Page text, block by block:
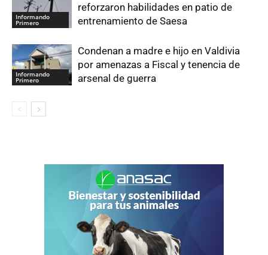
Informando
Primero
reforzaron habilidades en patio de
entrenamiento de Saesa
Informando
Primero
Condenan a madre e hijo en Valdivia
por amenazas a Fiscal y tenencia de
arsenal de guerra